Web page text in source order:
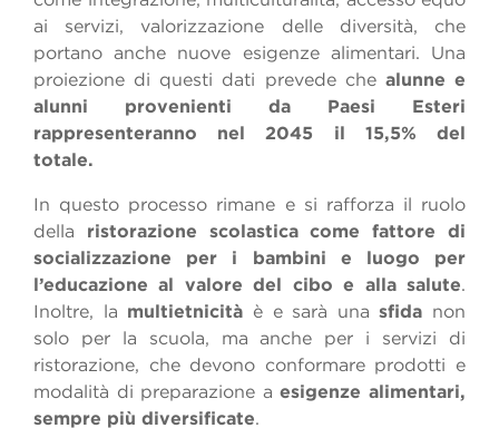
ai servizi, valorizzazione delle diversità, che
portano anche nuove esigenze alimentari. Una
proiezione di questi dati prevede che alunne e
alunni provenienti da Paesi Esteri
rappresenteranno nel 2045 il 15,5% del
totale.
In questo processo rimane e si rafforza il ruolo
della ristorazione scolastica come fattore di
socializzazione per i bambini e luogo per
l’educazione al valore del cibo e alla salute.
Inoltre, la multietnicità è e sarà unasfida non
solo per la scuola, ma anche per i servizi di
ristorazione, che devono conformare prodotti e
modalità di preparazione aesigenze alimentari,
sempre più diversificate.